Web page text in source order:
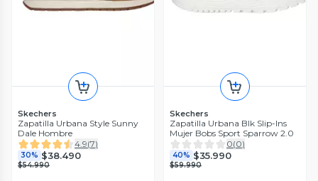
Skechers
Zapatilla Urbana Style Sunny
Dale Hombre
4.9(7)
30% $38.490
$54.990
Skechers
Zapatilla Urbana Blk Slip-Ins
Mujer Bobs Sport Sparrow 2.0
0(0)
40% $35.990
$59.990